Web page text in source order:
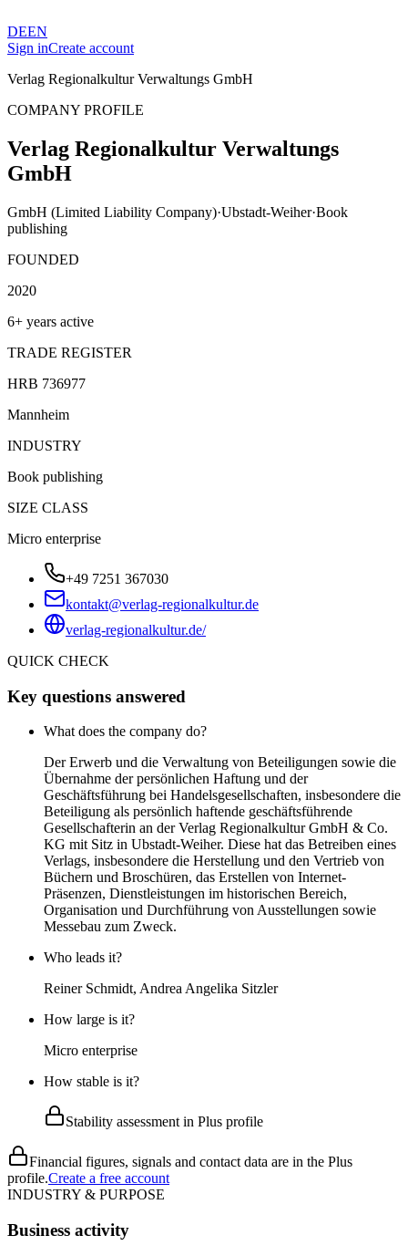
DEEN
Sign inCreate account
Verlag Regionalkultur Verwaltungs GmbH
COMPANY PROFILE
Verlag Regionalkultur Verwaltungs
GmbH
GmbH (Limited Liability Company)·Ubstadt-Weiher·Book
publishing
FOUNDED
2020
6+ years active
TRADE REGISTER
HRB 736977
Mannheim
INDUSTRY
Book publishing
SIZE CLASS
Micro enterprise
+49 7251 367030
kontakt@verlag-regionalkultur.de
verlag-regionalkultur.de/
QUICK CHECK
Key questions answered
What does the company do?
Der Erwerb und die Verwaltung von Beteiligungen sowie die
Übernahme der persönlichen Haftung und der
Geschäftsführung bei Handelsgesellschaften, insbesondere die
Beteiligung als persönlich haftende geschäftsführende
Gesellschafterin an der Verlag Regionalkultur GmbH & Co.
KG mit Sitz in Ubstadt-Weiher. Diese hat das Betreiben eines
Verlags, insbesondere die Herstellung und den Vertrieb von
Büchern und Broschüren, das Erstellen von Internet-
Präsenzen, Dienstleistungen im historischen Bereich,
Organisation und Durchführung von Ausstellungen sowie
Messebau zum Zweck.
Who leads it?
Reiner Schmidt, Andrea Angelika Sitzler
How large is it?
Micro enterprise
How stable is it?
Stability assessment in Plus profile
Financial figures, signals and contact data are in the Plus
profile.Create a free account
INDUSTRY & PURPOSE
Business activity